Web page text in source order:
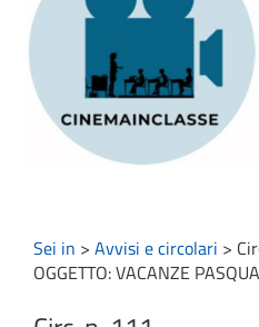
Sei in > Avvisi e circolari >
OGGETTO: VACANZE